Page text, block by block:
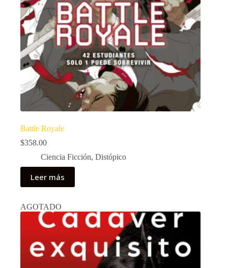
Battle Royale
$358.00
Ciencia Ficción, Distópico
Leer más
AGOTADO